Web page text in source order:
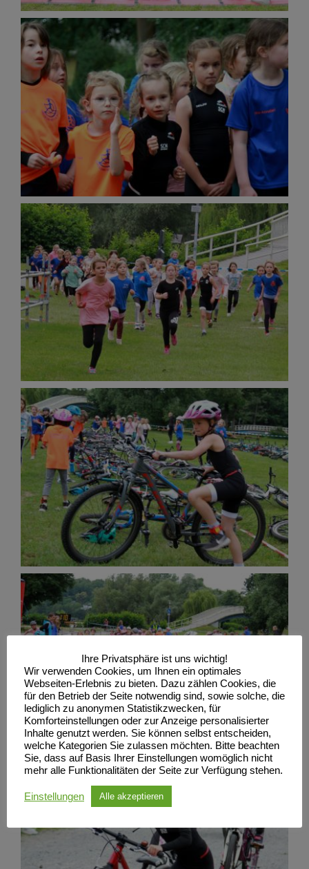
Ihre Privatsphäre ist uns wichtig!
Wir verwenden Cookies, um Ihnen ein optimales
Webseiten-Erlebnis zu bieten. Dazu zählen Cookies, die
für den Betrieb der Seite notwendig sind, sowie solche, die
lediglich zu anonymen Statistikzwecken, für
Komforteinstellungen oder zur Anzeige personalisierter
Inhalte genutzt werden. Sie können selbst entscheiden,
welche Kategorien Sie zulassen möchten. Bitte beachten
Sie, dass auf Basis Ihrer Einstellungen womöglich nicht
mehr alle Funktionalitäten der Seite zur Verfügung stehen.
Einstellungen Alle akzeptieren